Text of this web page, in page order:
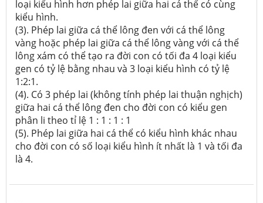
loại kiểu hình hơn phép lai giữa hai cá thể có cùng
kiểu hình.
(3). Phép lai giữa cá thể lông đen với cá thể lông
vàng hoặc phép lai giữa cá thể lông vàng với cá thể
lông xám có thể tạo ra đời con có tối đa 4 loại kiểu
gen có tỷ lệ bằng nhau và 3 loại kiểu hình có tỷ lệ
1:2:1.
(4). Có 3 phép lai (không tính phép lai thuận nghịch)
giữa hai cá thể lông đen cho đời con có kiểu gen
phân li theo tỉ lệ 1 : 1 : 1 : 1
(5). Phép lai giữa hai cá thể có kiểu hình khác nhau
cho đời con có số loại kiểu hình ít nhất là 1 và tối đa
là 4.